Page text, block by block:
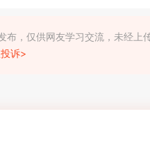
，仅供网友学习交流，未经上
诉>